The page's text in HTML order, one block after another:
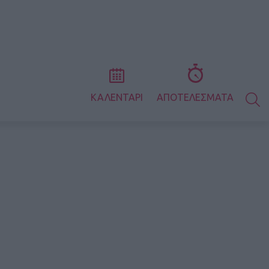
ΚΑΛΕΝΤΑΡΙ ΑΠΟΤΕΛΕΣΜΑΤΑ